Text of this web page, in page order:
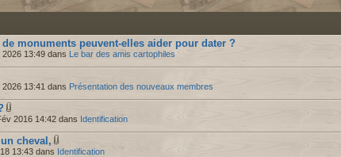
monuments peuvent-elles aider pour dater ?
2026 13:49 dans Le bar des amis cartophiles
2026 13:41 dans Présentation des nouveaux membres
2016 14:42 dans Identification
cheval,
13:43 dans Identification